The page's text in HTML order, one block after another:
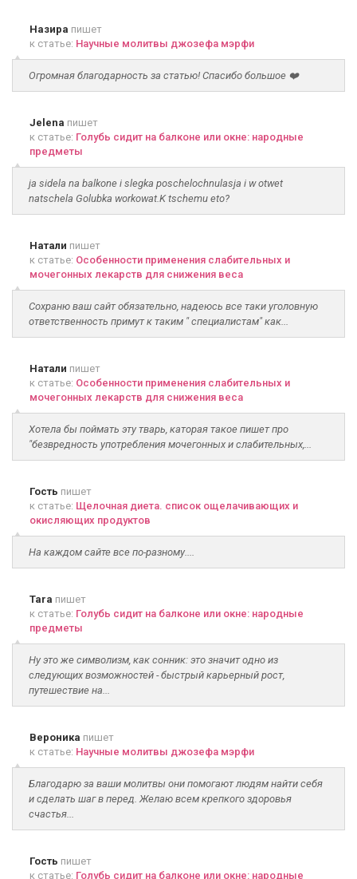
Назира пишет
к статье: Научные молитвы джозефа мэрфи
Огромная благодарность за статью! Спасибо большое ❤️
Jelena пишет
к статье: Голубь сидит на балконе или окне: народные
предметы
ja sidela na balkone i slegka poschelochnulasja i w otwet
natschela Golubka workowat.K tschemu eto?
Натали пишет
к статье: Особенности применения слабительных и
мочегонных лекарств для снижения веса
Сохраню ваш сайт обязательно, надеюсь все таки уголовную
ответственность примут к таким " специалистам" как...
Натали пишет
к статье: Особенности применения слабительных и
мочегонных лекарств для снижения веса
Хотела бы поймать эту тварь, каторая такое пишет про
"безвредность употребления мочегонных и слабительных,...
Гость пишет
к статье: Щелочная диета. список ощелачивающих и
окисляющих продуктов
На каждом сайте все по-разному....
Tara пишет
к статье: Голубь сидит на балконе или окне: народные
предметы
Ну это же символизм, как сонник: это значит одно из
следующих возможностей - быстрый карьерный рост,
путешествие на...
Вероника пишет
к статье: Научные молитвы джозефа мэрфи
Благодарю за ваши молитвы они помогают людям найти себя
и сделать шаг в перед. Желаю всем крепкого здоровья
счастья...
Гость пишет
к статье: Голубь сидит на балконе или окне: народные